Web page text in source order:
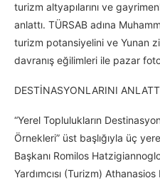
turizm altyapılarını ve
anlattı. TÜRSAB adına
turizm potansiyelini ve Yunan
davranış eğilimleri ile pazar
DESTİNASYONLARINI
“Yerel Toplulukların
Örnekleri” üst başlığıyla üç
Başkanı Romilos
Yardımcısı (Turizm)